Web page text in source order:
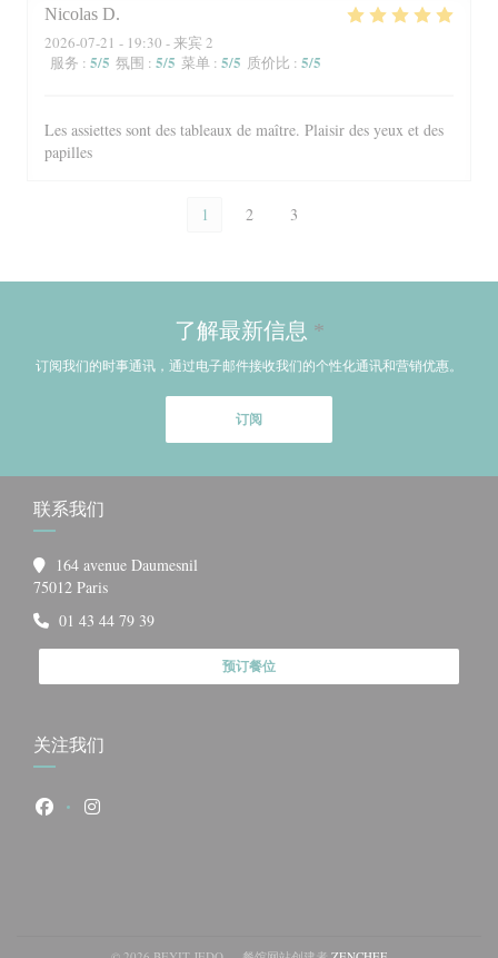
Nicolas D
2026-07-21 - 19:30 - 来宾 2
服务 : 5/5 氛围 : 5/5 菜单 : 5/5 质价比 : 5/5
Les assiettes sont des tableaux de maître. Plaisir des yeux et des
papilles
1 2 3
了解最新信息 *
订阅我们的时事通讯，通过电子邮件接收我们的个性化通讯和营销优惠。
订阅
联系我们
164 avenue Daumesnil
75012 Paris((在新窗口中打开))
01 43 44 79 39
预订餐位
关注我们
Facebook ((在新窗口中打开))
Instagram ((在新窗口中打开))